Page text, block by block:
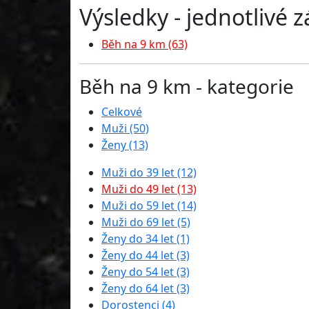
Výsledky - jednotlivé
Běh na 9 km (63)
Běh na 9 km - kategorie
Celkové
Muži (50)
Ženy (13)
Muži do 39 let (12)
Muži do 49 let (13)
Muži do 59 let (14)
Muži do 69 let (5)
Ženy do 34 let (1)
Ženy do 44 let (3)
Ženy do 54 let (3)
Ženy do 64 let (3)
Dorostenci (4)